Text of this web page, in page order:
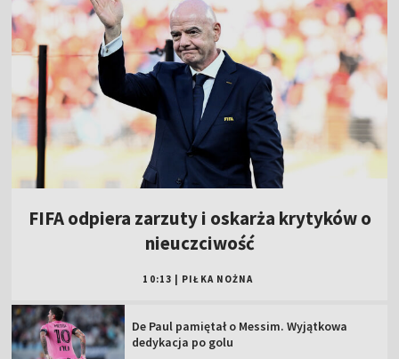
FIFA odpiera zarzuty i oskarża krytyków o
nieuczciwość
10:13 PIŁKA NOŻNA
De Paul pamiętał o Messim. Wyjątkowa
dedykacja po golu